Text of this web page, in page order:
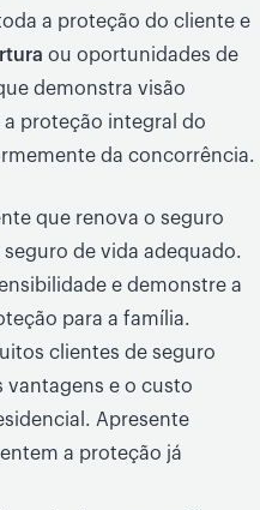
a proteção do cliente e
ou oportunidades de
demonstra visão
proteção integral do
da concorrência.
que renova o seguro
de vida adequado.
e demonstre a
para a família.
clientes de seguro
vantagens e o custo
Apresente
a proteção já